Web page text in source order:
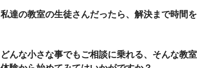
私達の教室の生徒さんだったら、解決まで時間
どんな小さな事でもご相談に乗れる、そんな教